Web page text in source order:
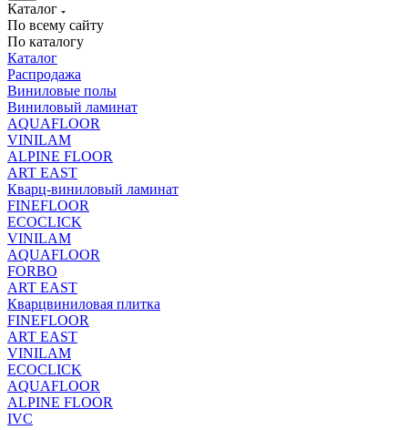
Каталог
По всему сайту
По каталогу
Каталог
Распродажа
Виниловые полы
Виниловый ламинат
AQUAFLOOR
VINILAM
ALPINE FLOOR
ART EAST
Кварц-виниловый ламинат
FINEFLOOR
ECOCLICK
VINILAM
AQUAFLOOR
FORBO
ART EAST
Кварцвиниловая плитка
FINEFLOOR
ART EAST
VINILAM
ECOCLICK
AQUAFLOOR
ALPINE FLOOR
IVC